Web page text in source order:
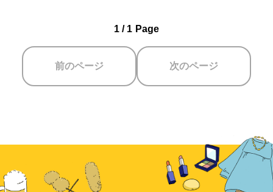
1 / 1 Page
前のページ 次のページ